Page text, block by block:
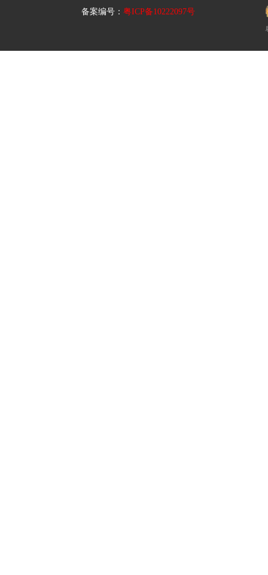
备案编号：粤ICP备10222097号